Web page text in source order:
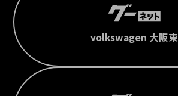
volkswagen 大阪東